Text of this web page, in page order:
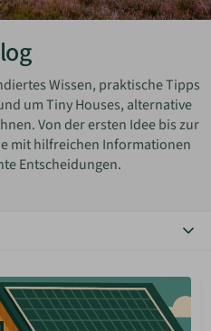
FINDER
Wissen, praktische Tipps
um Tiny Houses, alternative
Von der ersten Idee bis zur
mit hilfreichen Informationen
Entscheidungen.